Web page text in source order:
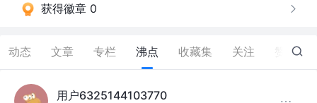
获得徽章 0
动态 文章 专栏 沸点 收藏集 关注 0
用户6325144103770